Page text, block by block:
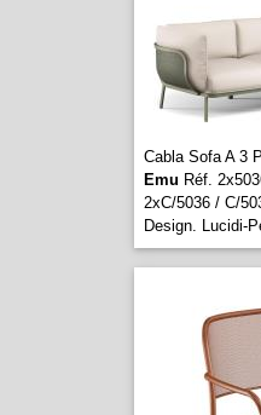
Cabla Sofa A 3
Emu Réf.
2xC/5036 / C/
Design. Lucidi-